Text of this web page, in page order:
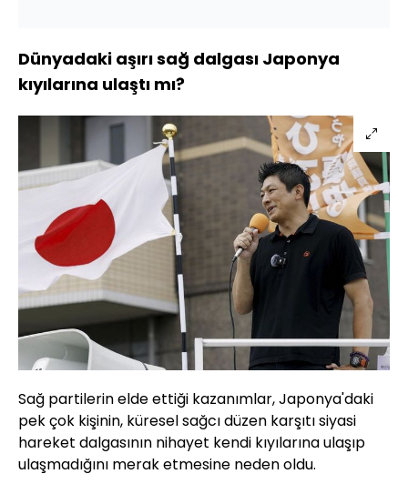
Dünyadaki aşırı sağ dalgası Japonya
kıyılarına ulaştı mı?
Sağ partilerin elde ettiği kazanımlar, Japonya'daki
pek çok kişinin, küresel sağcı düzen karşıtı siyasi
hareket dalgasının nihayet kendi kıyılarına ulaşıp
ulaşmadığını merak etmesine neden oldu.